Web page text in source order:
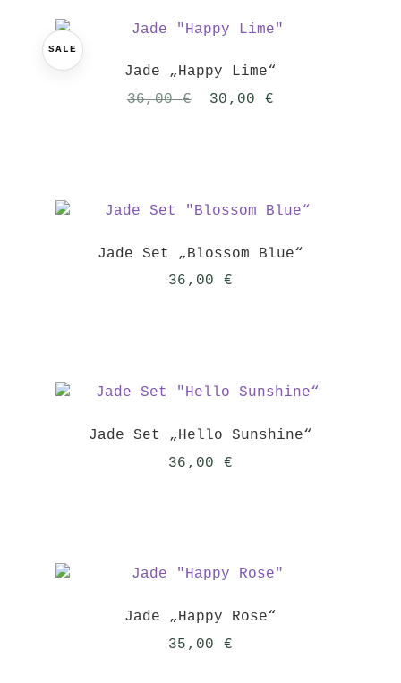
SALE
Jade „Happy Lime“
36,00€
Ursprünglicher
30,00 €
Jade Set „Blossom Blue“
36,00 €
Jade Set „Hello Sunshine“
36,00 €
Jade „Happy Rose“
35,00 €